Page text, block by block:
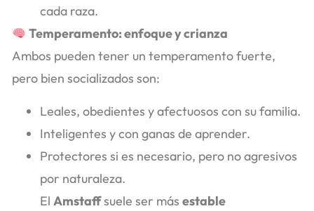
cada raza.
Temperamento: enfoque y crianza
Ambos pueden tener un temperamento fuerte,
pero bien socializados son:
Leales, obedientes y afectuosos con su familia.
Inteligentes y con ganas de aprender.
Protectores si es necesario, pero no agresivos
por naturaleza.
El Amstaffsuele ser más estable